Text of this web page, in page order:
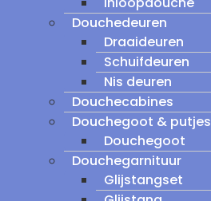
Douchedeuren
Draaideuren
Schuifdeuren
Nis deuren
Douchecabines
Douchegoot & putjes
Douchegoot
Douchegarnituur
Glijstangset